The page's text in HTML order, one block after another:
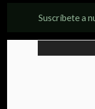
Suscríbete a